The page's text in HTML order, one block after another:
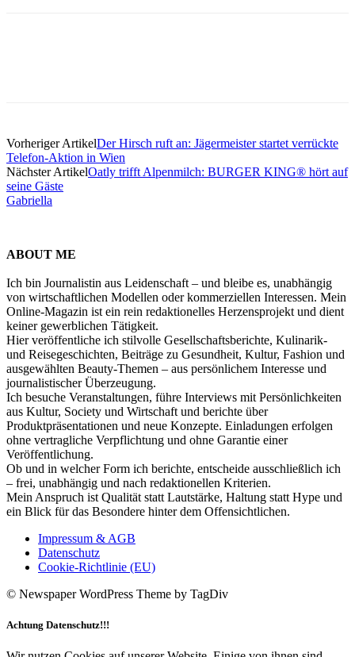
Vorheriger ArtikelDer Hirsch ruft an: Jägermeister startet verrückte
Telefon-Aktion in Wien
Nächster ArtikelOatly trifft Alpenmilch: BURGER KING® hört auf
seine Gäste
Gabriella
ABOUT ME
Ich bin Journalistin aus Leidenschaft – und bleibe es, unabhängig
von wirtschaftlichen Modellen oder kommerziellen Interessen. Mein
Online-Magazin ist ein rein redaktionelles Herzensprojekt und dient
keiner gewerblichen Tätigkeit.
Hier veröffentliche ich stilvolle Gesellschaftsberichte, Kulinarik-
und Reisegeschichten, Beiträge zu Gesundheit, Kultur, Fashion und
ausgewählten Beauty-Themen – aus persönlichem Interesse und
journalistischer Überzeugung.
Ich besuche Veranstaltungen, führe Interviews mit Persönlichkeiten
aus Kultur, Society und Wirtschaft und berichte über
Produktpräsentationen und neue Konzepte. Einladungen erfolgen
ohne vertragliche Verpflichtung und ohne Garantie einer
Veröffentlichung.
Ob und in welcher Form ich berichte, entscheide ausschließlich ich
– frei, unabhängig und nach redaktionellen Kriterien.
Mein Anspruch ist Qualität statt Lautstärke, Haltung statt Hype und
ein Blick für das Besondere hinter dem Offensichtlichen.
Impressum & AGB
Datenschutz
Cookie-Richtlinie (EU)
© Newspaper WordPress Theme by TagDiv
Achtung Datenschutz!!!